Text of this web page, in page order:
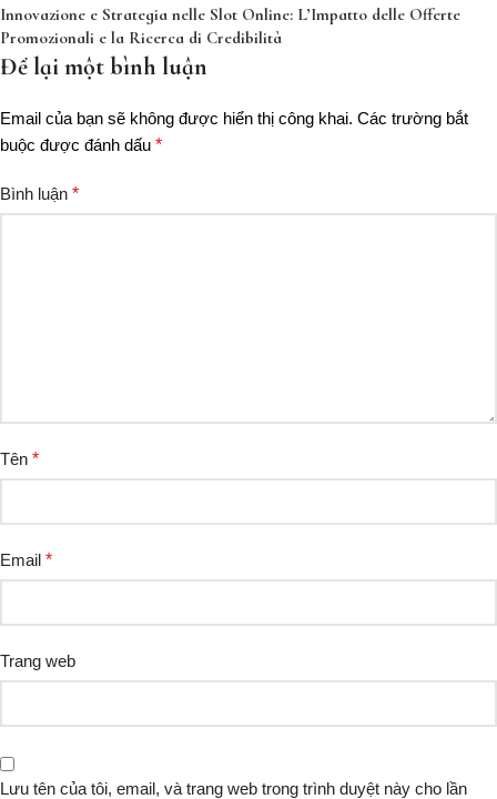
Innovazione e Strategia nelle Slot Online: L’Impatto delle Offerte
Promozionali e la Ricerca di Credibilità
Để lại một bình luận
Email của bạn sẽ không được hiển thị công khai. Các trường bắt
buộc được đánh dấu *
Bình luận *
Tên *
Email *
Trang web
Lưu tên của tôi, email, và trang web trong trình duyệt này cho lần